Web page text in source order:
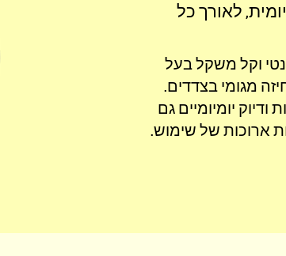
לאורך כל
וקל משקל בעל
מגומי בצדדים.
ודיוק יומיומיים גם
ארוכות של שימוש.